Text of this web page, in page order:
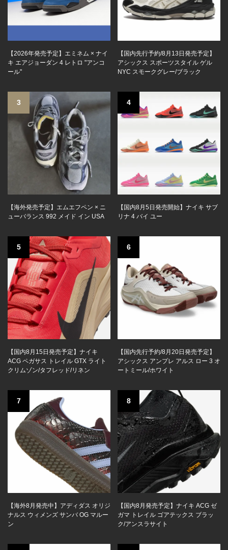
【2026年発売予定】エミネム × ナイ
キ エアジョーダン 4 レトロ "アンコ
ール"
【国内先行予約/8月13日発売予定】
アシックス スポーツスタイル ゲル
NYC スモークグレー/ブラック
3
【海外発売予定】エムエフペン × ニ
ューバランス 992 メイド イン USA
4
【国内8月5日発売開始】ナイキ サブ
リナ 4 バイ ユー
5
【国内8月15日発売予定】ナイキ
ACG ペガサス トレイル GTX ライト
クリムゾン/タフレッド/リネン
6
【国内先行予約/8月20日発売予定】
アシックス アンプレ アルス ロー 3 オ
ートミール/ホワイト
7
【海外8月発売中】アディダス オリジ
ナルス ウィメンズ サンバ OG マルー
ン
8
【国内8月発売予定】ナイキ ACG ゼ
ガマ トレイル ゴアテックス ブラッ
ク/アンスラサイト